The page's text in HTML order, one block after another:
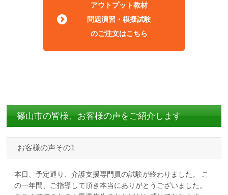
アウトプット教材
問題演習・模擬試験
のご注文はこちら
篠山市の皆様、お客様の声をご紹介します
お客様の声その1
本日、予定通り、介護支援専門員の試験が終わりました。 こ
の一年間、ご指導して頂き本当にありがとうございました。